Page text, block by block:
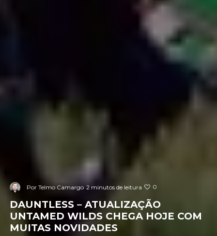
Por Telmo Camargo 2 minutos de leitura 0
DAUNTLESS – ATUALIZAÇÃO
UNTAMED WILDS CHEGA HOJE COM
MUITAS NOVIDADES